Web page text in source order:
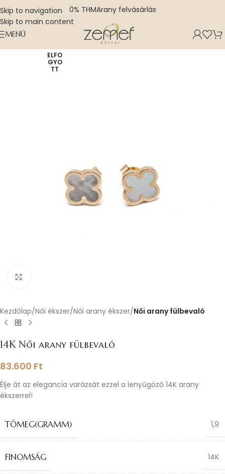
Skip to navigation
Skip to main content
0% THMArany felvásárlás
MENÜ
ELFO
GYO
TT
Kezdőlap Női ékszer Női arany ékszer Női arany fülbevaló
14K Női arany fülbevaló
83.600 Ft
Élje át az elegancia varázsát ezzel a lenyűgöző 14K arany
ékszerrel!
TÖMEG(GRAMM) 1,9
FINOMSÁG 14K